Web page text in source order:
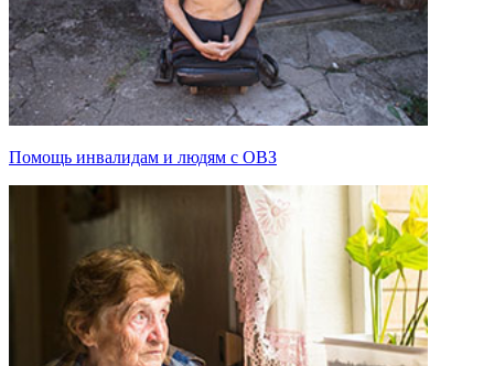
Помощь инвалидам и людям с ОВЗ